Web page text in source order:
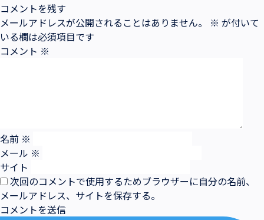
コメントを残す
メールアドレスが公開されることはありません。
※ が付いて
いる欄は必須項目です
コメント ※
名前 ※
メール ※
サイト
次回のコメントで使用するためブラウザーに自分の名前、
メールアドレス、サイトを保存する。